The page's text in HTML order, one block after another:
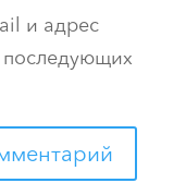
и адрес
последующих